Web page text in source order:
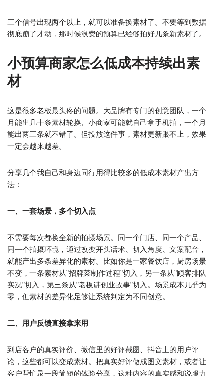
三个信号出现两个以上，就可以准备换素材了。不要等到数据
彻底崩了才动，那时候浪费的预算已经够拍好几条新素材了。
小预算商家怎么低成本持续出素
材
这是很多老板最头疼的问题。大品牌有专门的创意团队，一个
月能出几十条素材轮换。小商家可能就自己拿手机拍，一个月
能出两三条就不错了。但投放这件事，素材更新跟不上，效果
一定会越来越差。
分享几个我自己和身边同行用得比较多的低成本素材产出方
法：
一、一套场景，多个切入点
不需要每次都换全新的拍摄场景。同一个门店、同一个产品、
同一个拍摄环境，通过改变开头话术、切入角度、文案配音，
就能产出多条差异化的素材。比如你是一家餐饮店，厨房场景
不变，一条素材从”招牌菜制作过程”切入，另一条从”顾客排队
实况”切入，第三条从”老板讲创业故事”切入。场景成本几乎为
零，但素材的差异化足够让系统判定为不同创意。
二、用户反馈直接拿来用
到店客户的真实评价、微信里的好评截图、抖音上的用户评
论，这些都可以变成素材。把真实好评做成图文素材，或者让
客户帮忙录一段简短的体验分享，这种内容的真实感和说服力